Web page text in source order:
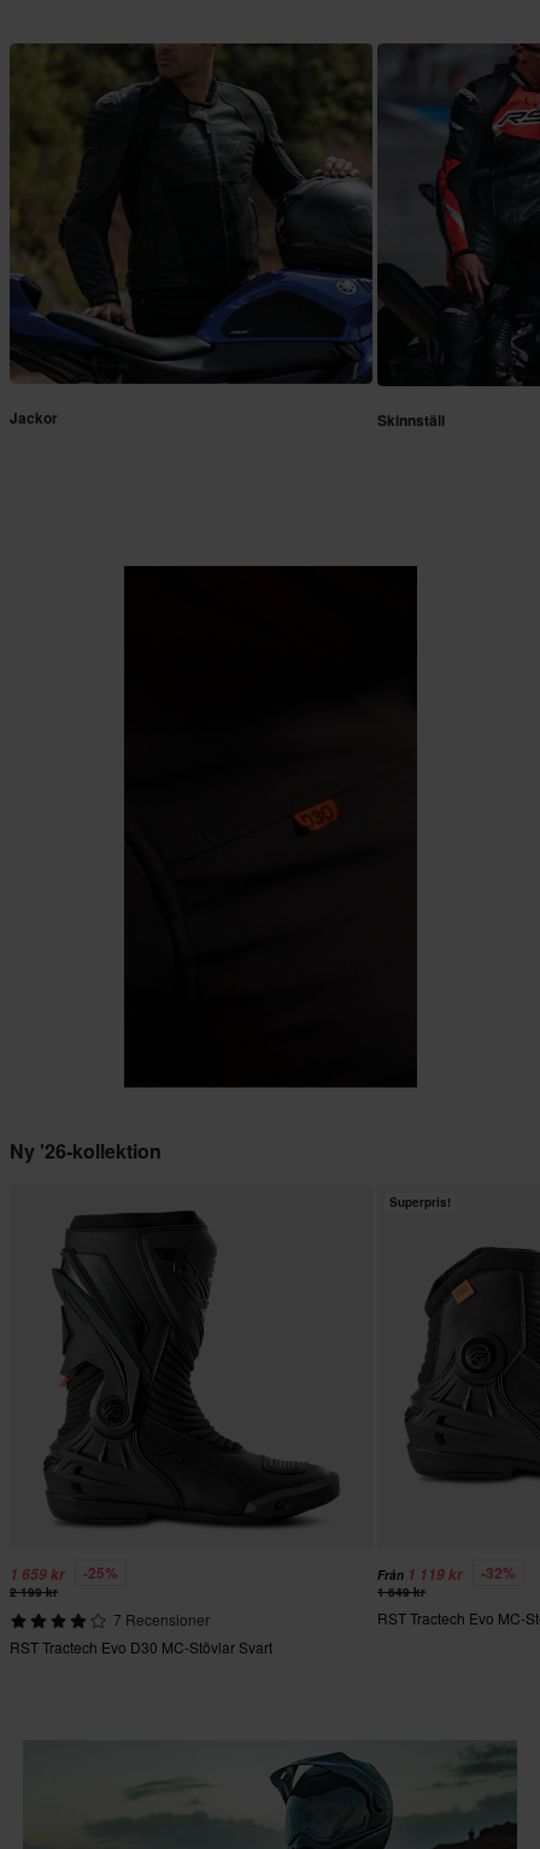
Jackor Skinnställ
Ny '26-kollektion
1 659 kr -25%
2 199 kr
7 Recensioner
RST Tractech Evo D30 MC-Stövlar Svart
Superpris!
Från 1 119 kr -32%
1 649 kr
RST Tractech Evo MC-